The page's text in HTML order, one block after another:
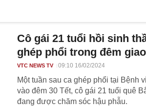
Cô gái 21 tuổi hồi sinh
ghép phổi trong đêm
VTC NEWS TV 09:10 16/02/2024
Một tuần sau ca ghép phổi tại Bệnh
vào đêm 30 Tết, cô gái 21 tuổi quê
đang được chăm sóc hậu phẫu.